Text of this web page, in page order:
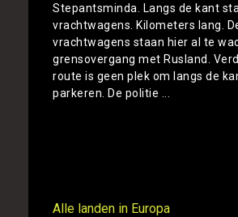
Stepantsminda. Langs de kant
vrachtwagens. Kilometers lang.
vrachtwagens staan hier al te
grensovergang met Rusland.
route is geen plek om langs de
parkeren. De politie ...
Alle landen in Europa